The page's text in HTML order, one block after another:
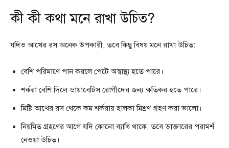
কী কী কথা মনে রাখা উচিত?
যদিও আখের রস অনেক উপকারী, তবে কিছু বিষয় মনে রাখা উচিত:
বেশি পরিমাণে পান করলে পেটে অস্বাস্থ্য হতে পারে।
শর্করা বেশি দিলে ডায়াবেটিস রোগীদের জন্য ক্ষতিকর হতে পারে।
মিষ্টি আখের রস থেকে কম শর্করায় হালকা মিশ্রণ গ্রহণ করা ভালো।
নিয়মিত গ্রহণের আগে যদি কোনো ব্যাধি থাকে, তবে ডাক্তারের পরামর্শ
নেওয়া উচিত।